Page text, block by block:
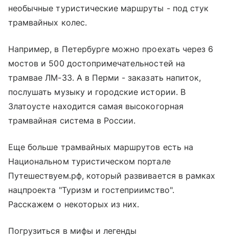
необычные туристические маршруты - под стук
трамвайных колес.
Например, в Петербурге можно проехать через 6
мостов и 500 достопримечательностей на
трамвае ЛМ-33. А в Перми - заказать напиток,
послушать музыку и городские истории. В
Златоусте находится самая высокогорная
трамвайная система в России.
Еще больше трамвайных маршрутов есть на
Национальном туристическом портале
Путешествуем.рф, который развивается в рамках
нацпроекта "Туризм и гостеприимство".
Расскажем о некоторых из них.
Погрузиться в мифы и легенды